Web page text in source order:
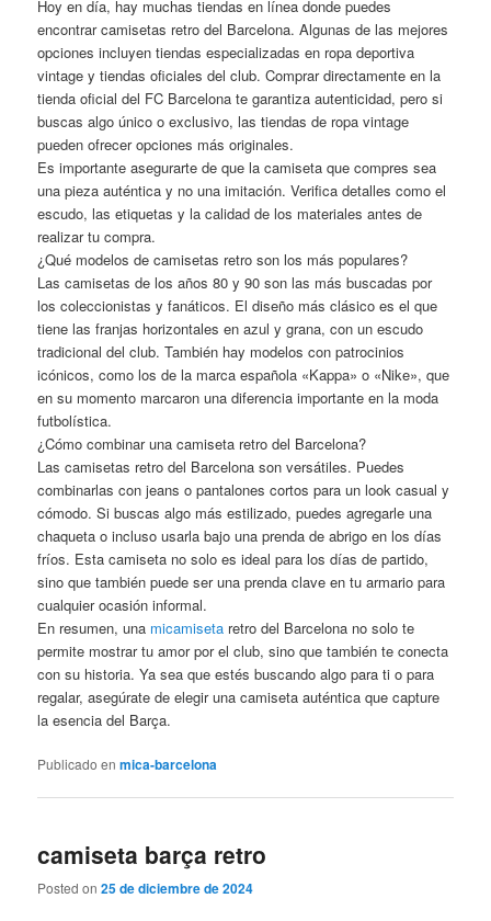
Hoy en día, hay muchas tiendas en línea donde puedes
encontrar camisetas retro del Barcelona. Algunas de las mejores
opciones incluyen tiendas especializadas en ropa deportiva
vintage y tiendas oficiales del club. Comprar directamente en la
tienda oficial del FC Barcelona te garantiza autenticidad, pero si
buscas algo único o exclusivo, las tiendas de ropa vintage
pueden ofrecer opciones más originales.
Es importante asegurarte de que la camiseta que compres sea
una pieza auténtica y no una imitación. Verifica detalles como el
escudo, las etiquetas y la calidad de los materiales antes de
realizar tu compra.
¿Qué modelos de camisetas retro son los más populares?
Las camisetas de los años 80 y 90 son las más buscadas por
los coleccionistas y fanáticos. El diseño más clásico es el que
tiene las franjas horizontales en azul y grana, con un escudo
tradicional del club. También hay modelos con patrocinios
icónicos, como los de la marca española «Kappa» o «Nike», que
en su momento marcaron una diferencia importante en la moda
futbolística.
¿Cómo combinar una camiseta retro del Barcelona?
Las camisetas retro del Barcelona son versátiles. Puedes
combinarlas con jeans o pantalones cortos para un look casual y
cómodo. Si buscas algo más estilizado, puedes agregarle una
chaqueta o incluso usarla bajo una prenda de abrigo en los días
fríos. Esta camiseta no solo es ideal para los días de partido,
sino que también puede ser una prenda clave en tu armario para
cualquier ocasión informal.
En resumen, una micamiseta retro del Barcelona no solo te
permite mostrar tu amor por el club, sino que también te conecta
con su historia. Ya sea que estés buscando algo para ti o para
regalar, asegúrate de elegir una camiseta auténtica que capture
la esencia del Barça.
Publicado en mica-barcelona
camiseta barça retro
Posted on25 de diciembre de 2024